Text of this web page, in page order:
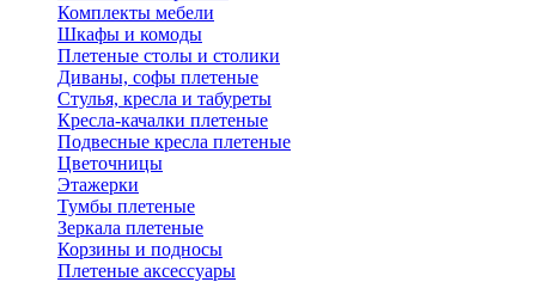
Комплекты мебели
Шкафы и комоды
Плетеные столы и столики
Диваны, софы плетеные
Стулья, кресла и табуреты
Кресла-качалки плетеные
Подвесные кресла плетеные
Цветочницы
Этажерки
Тумбы плетеные
Зеркала плетеные
Корзины и подносы
Плетеные аксессуары